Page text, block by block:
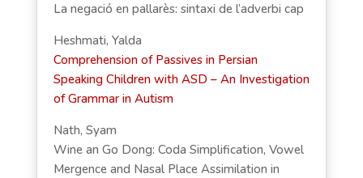
La negació en pallarès: sintaxi de l’adverbi cap
Heshmati, Yalda
Comprehension of Passives in Persian
Speaking Children with ASD – An Investigation
of Grammar in Autism
Nath, Syam
Wine an Go Dong: Coda Simplification, Vowel
Mergence and Nasal Place Assimilation in